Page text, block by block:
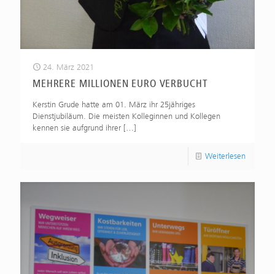
24. März 2021
MEHRERE MILLIONEN EURO VERBUCHT
Kerstin Grude hatte am 01. März ihr 25jähriges
Dienstjubiläum. Die meisten Kolleginnen und Kollegen
kennen sie aufgrund ihrer […]
Weiterlesen